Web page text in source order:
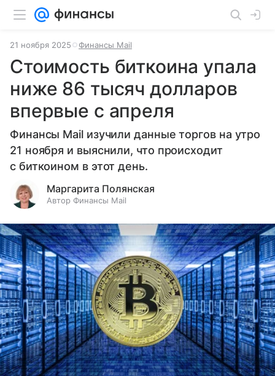
21 ноября 2025 Финансы Mail
Стоимость биткоина упала
ниже 86 тысяч долларов
впервые с апреля
Финансы Mail изучили данные торгов на утро
21 ноября и выяснили, что происходит
с биткоином в этот день.
Маргарита Полянская
Автор Финансы Mail